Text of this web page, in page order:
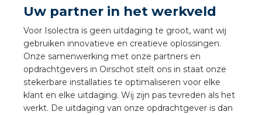
Uw partner in het werkveld
Voor Isolectra is geen uitdaging te groot, want wij
gebruiken innovatieve en creatieve oplossingen.
Onze samenwerking met onze partners en
opdrachtgevers in Oirschot stelt ons in staat onze
stekerbare installaties te optimaliseren voor elke
klant en elke uitdaging. Wij zijn pas tevreden als het
werkt. De uitdaging van onze opdrachtgever is dan
Academy